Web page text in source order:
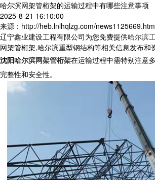
哈尔滨网架管桁架的运输过程中有哪些注意事项
2025-8-21 16:10:00
来源：http://heb.lnlhqlzg.com/
辽宁鑫业建设工程有限公司为您免费提供哈尔滨
网架管桁架,哈尔滨重型钢结构等相关信息发布和
沈阳哈尔滨网架管桁架在运输过程中需特别注意
完整性和安全性。